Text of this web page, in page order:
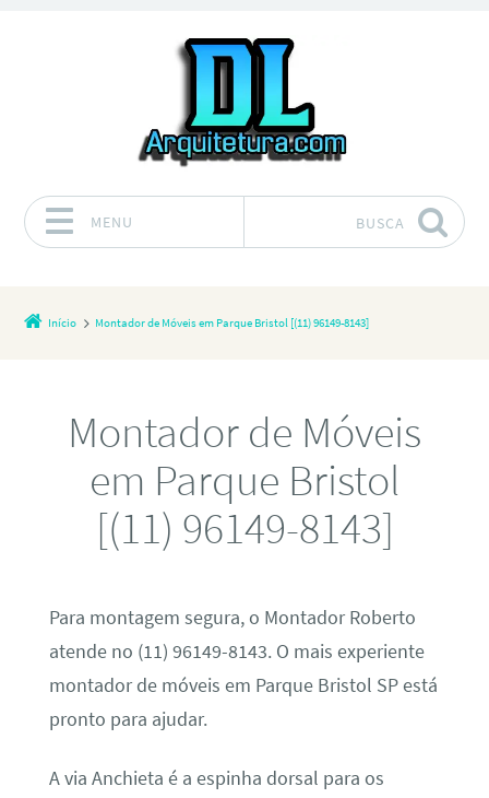
MENU BUSCA
Início Montador de Móveis em Parque Bristol [(11) 96149-8143]
Montador de Móveis
em Parque Bristol
[(11) 96149-8143]
Para montagem segura, o Montador Roberto
atende no (11) 96149-8143. O mais experiente
montador de móveis em Parque Bristol SP está
pronto para ajudar.
A via Anchieta é a espinha dorsal para os